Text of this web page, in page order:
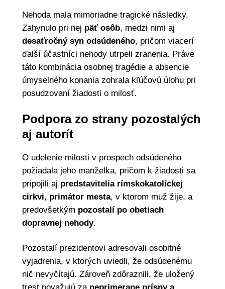
Nehoda mala mimoriadne tragické následky.
Zahynulo pri nej päť osôb, medzi nimi aj
desaťročný syn odsúdeného, pričom viacerí
ďalší účastníci nehody utrpeli zranenia. Práve
táto kombinácia osobnej tragédie a absencie
úmyselného konania zohrala kľúčovú úlohu pri
posudzovaní žiadosti o milosť.
Podpora zo strany pozostalých
aj autorít
O udelenie milosti v prospech odsúdeného
požiadala jeho manželka, pričom k žiadosti sa
pripojili aj predstavitelia rímskokatolíckej
cirkvi, primátor mesta, v ktorom muž žije, a
predovšetkým pozostalí po obetiach
dopravnej nehody.
Pozostalí prezidentovi adresovali osobitné
vyjadrenia, v ktorých uviedli, že odsúdenému
nič nevyčítajú. Zároveň zdôraznili, že uložený
trest považujú za neprimerane prísny a